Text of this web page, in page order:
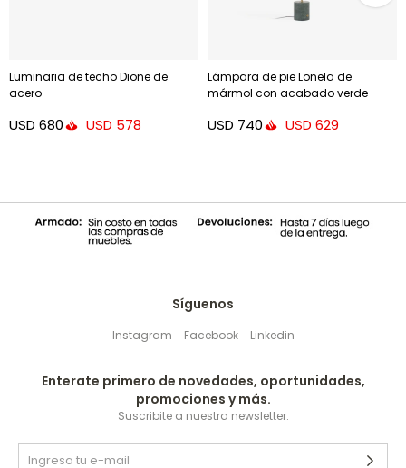
Luminaria de techo Dione de
acero
USD 680 USD 578
Lámpara de pie Lonela de
mármol con acabado verde
USD 740 USD 629
Síguenos
Instagram Facebook Linkedin
Enterate primero de novedades, oportunidades,
promociones y más.
Suscribite a nuestra newsletter.